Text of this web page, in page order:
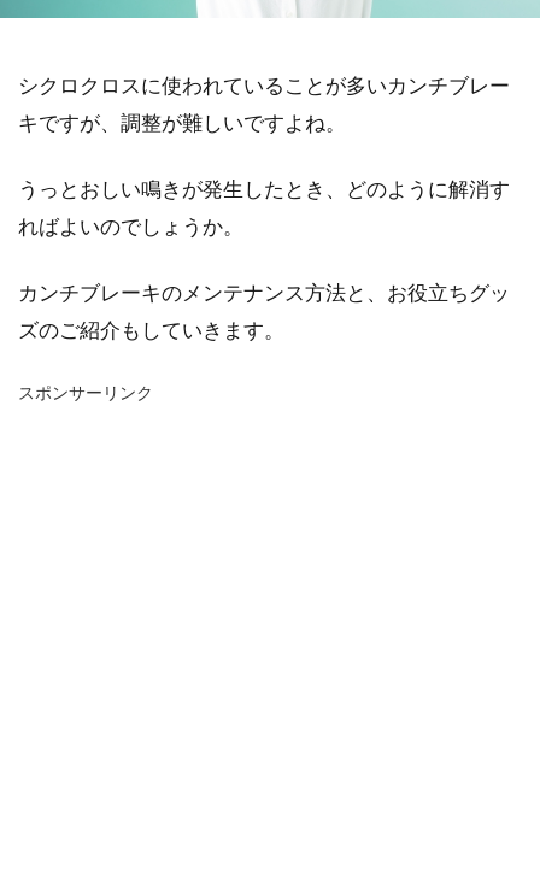
シクロクロスに使われていることが多いカンチブレー
キですが、調整が難しいですよね。
うっとおしい鳴きが発生したとき、どのように解消す
ればよいのでしょうか。
カンチブレーキのメンテナンス方法と、お役立ちグッ
ズのご紹介もしていきます。
スポンサーリンク